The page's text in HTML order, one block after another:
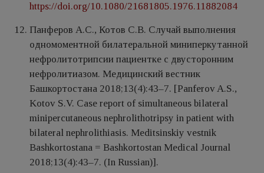
https://doi.org/10.1080/21681805.1976.11882084
Панферов А.С., Котов С.В. Случай выполнения
одномоментной билатеральной миниперкутанной
нефролитотрипсии пациентке с двусторонним
нефролитиазом. Медицинский вестник
Башкортостана 2018;13(4):43–7. [Panferov A.S.,
Kotov S.V. Case report of simultaneous bilateral
minipercutaneous nephrolithotripsy in patient with
bilateral nephrolithiasis. Meditsinskiy vestnik
Bashkortostana = Bashkortostan Medical Journal
2018;13(4):43–7. (In Russian)].